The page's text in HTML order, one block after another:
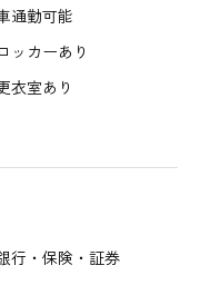
通勤可能
ロッカーあり
衣室あり
行・保険・証券